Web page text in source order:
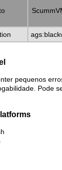
pequenos
Pode